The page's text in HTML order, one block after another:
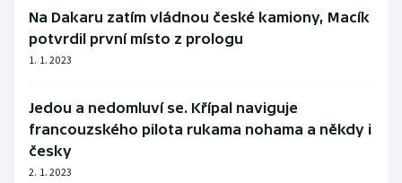
Na Dakaru zatím vládnou české kamiony, Macík
potvrdil první místo z prologu
1. 1. 2023
Jedou a nedomluví se. Křípal naviguje
francouzského pilota rukama nohama a někdy i
česky
2. 1. 2023